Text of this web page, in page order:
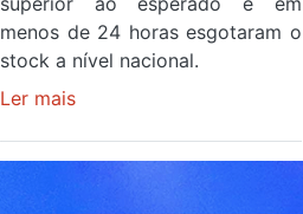
menos de 24 horas esgotaram o
stock a nível nacional.
Ler mais